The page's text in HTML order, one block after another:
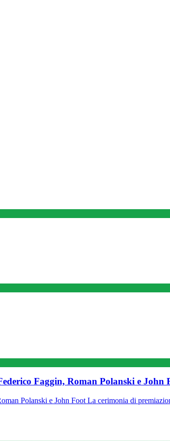
Faggin, Roman Polanski e John
Polanski e John Foot La cerimonia di